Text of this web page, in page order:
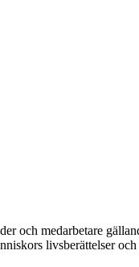
och medarbetare
livsberättelser